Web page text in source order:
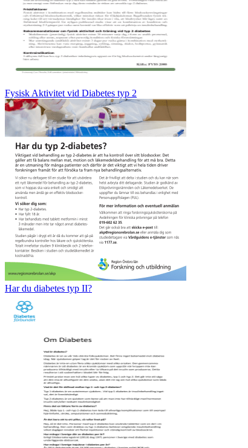
Fysisk Aktivitet vid Diabetes typ 2
Har du diabetes typ II?